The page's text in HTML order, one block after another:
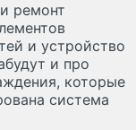
ремонт
и устройство
и про
которые
система